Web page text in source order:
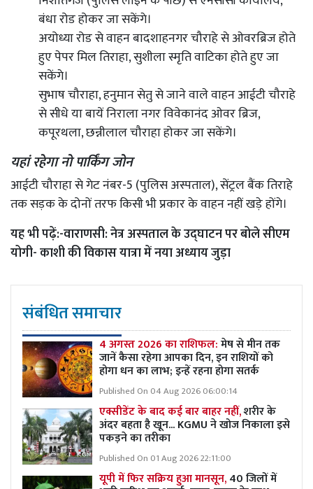
बंधा रोड होकर जा सकेंगे।
अयोध्या रोड से वाहन बादशाहनगर चौराहे से ओवरब्रिज होते
हुए पेपर मिल तिराहा, सुशीला स्मृति वाटिका होते हुए जा
सकेंगे।
सुभाष चौराहा, हनुमान सेतु से जाने वाले वाहन आईटी चौराहे
से सीधे या बायें निराला नगर विवेकानंद ओवर ब्रिज,
कपूरथला, छन्नीलाल चौराहा होकर जा सकेंगे।
यहां रहेगा नो पार्किंग जोन
आईटी चौराहा से गेट नंबर-5 (पुलिस अस्पताल), सेंट्रल बैंक तिराहे
तक सड़क के दोनों तरफ किसी भी प्रकार के वाहन नहीं खड़े होंगे।
यह भी पढ़ें:-वाराणसी: नेत्र अस्पताल के उद्घाटन पर बोले सीएम
योगी- काशी की विकास यात्रा में नया अध्याय जुड़ा
संबंधित समाचार
4 अगस्त 2026 का राशिफल:मेष से मीन तक
जानें कैसा रहेगा आपका दिन, इन राशियों को
होगा धन का लाभ; इन्हें रहना होगा सतर्क
Published On 04 Aug 2026 06:00:14
एक्सीडेंट के बाद कई बार बाहर नहीं,शरीर के
अंदर बहता है खून... KGMU ने खोज निकाला इसे
पकड़ने का तरीका
Published On 01 Aug 2026 22:11:00
यूपी में फिर सक्रिय हुआ मानसून,40 जिलों में